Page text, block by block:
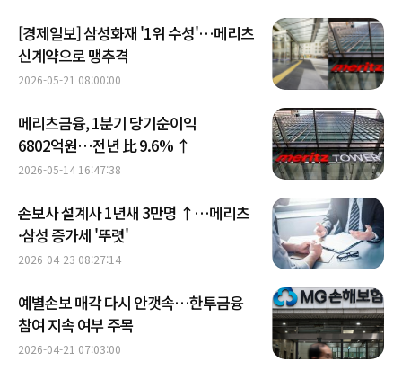
[경제일보] 삼성화재 '1위 수성'…메리츠
신계약으로 맹추격
2026-05-21 08:00:00
메리츠금융, 1분기 당기순이익
6802억원…전년 比 9.6% ↑
2026-05-14 16:47:38
손보사 설계사 1년새 3만명 ↑…메리츠
·삼성 증가세 '뚜렷'
2026-04-23 08:27:14
예별손보 매각 다시 안갯속…한투금융
참여 지속 여부 주목
2026-04-21 07:03:00